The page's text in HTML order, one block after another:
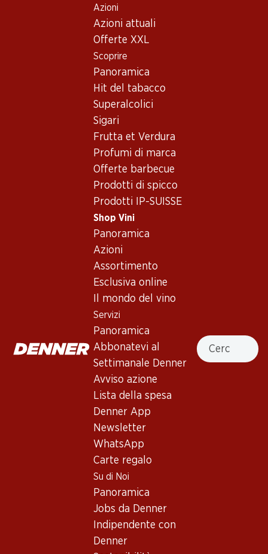
Azioni
Azioni attuali
Offerte XXL
Scoprire
Panoramica
Hit del tabacco
Superalcolici
Sigari
Frutta et Verdura
Profumi di marca
Offerte barbecue
Prodotti di spicco
Prodotti IP-SUISSE
Shop Vini
Panoramica
Azioni
Assortimento
Esclusiva online
Il mondo del vino
Servizi
Panoramica
Abbonatevi al
Settimanale Denner
Avviso azione
Lista della spesa
Denner App
Newsletter
WhatsApp
Carte regalo
Su di Noi
Panoramica
Jobs da Denner
Indipendente con
Denner
Cercare
Vino/champagne
varie regioni
Castelli Romani DOC Rosato 1,5
Castelli Romani DOC Rosato 1,5
Italia, varie regioni, 1,5 litri
Buono a sapersi
Vino rosé_old
Maturità di beva
Temperatura di beva
Impronta di CO2